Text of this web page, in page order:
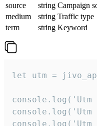
source
string Campaign
medium
string Traffic type
term
string Keyword
let utm =
console.log('Utm